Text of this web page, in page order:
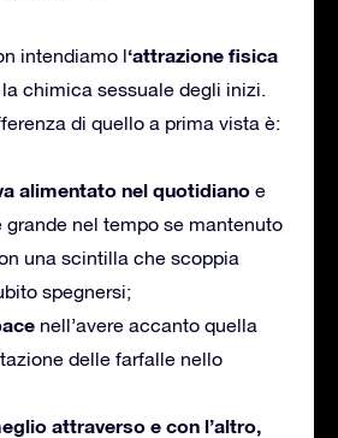
intendiamo l‘attrazione fisica
chimica sessuale degli inizi.
di quello a prima vista è:
alimentato nel quotidiano e
grande nel tempo se mantenuto
una scintilla che scoppia
spegnersi;
nell’avere accanto quella
delle farfalle nello
attraverso e con l’altro,